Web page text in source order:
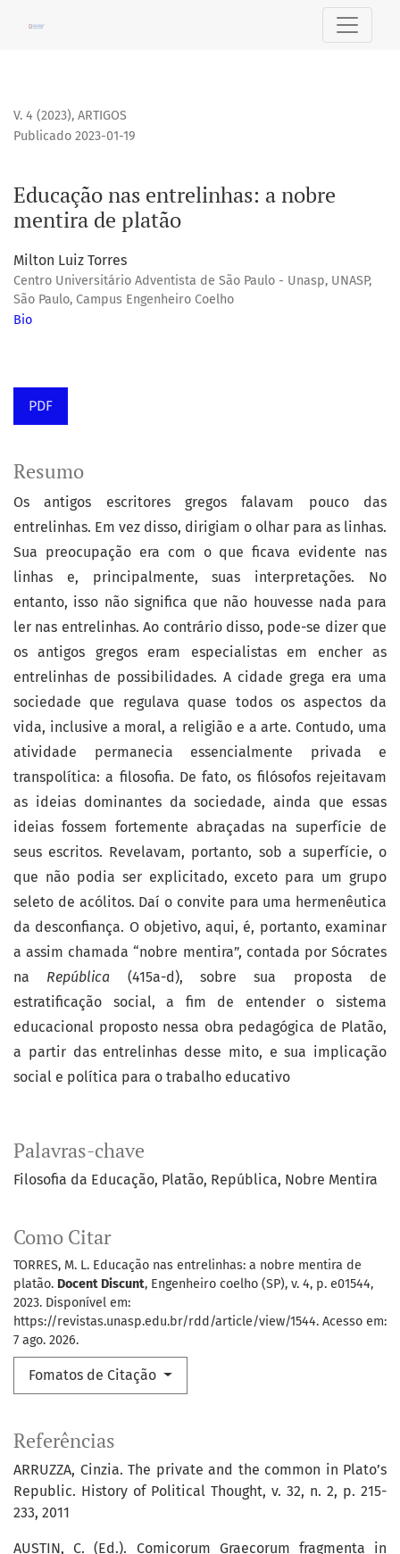
Educação nas entrelinhas: a nobre mentira de platão
V. 4 (2023), ARTIGOS
Educação nas entrelinhas: a nobre
mentira de platão
Publicado 2023-01-19
Milton Luiz Torres
Centro Universitário Adventista de São Paulo - Unasp, UNASP,
São Paulo, Campus Engenheiro Coelho
Bio
PDF
Palavras-chave
Filosofia da Educação Platão República Nobre Mentira
Como Citar
TORRES, M. L. Educação nas entrelinhas: a nobre mentira de
platão. Docent Discunt, Engenheiro coelho (SP), v. 4, p. e01544,
2023. Disponível em:
https://revistas.unasp.edu.br/rdd/article/view/1544. Acesso em:
7 ago. 2026.
Fomatos de Citação
Resumo
Os antigos escritores gregos falavam pouco das
entrelinhas. Em vez disso, dirigiam o olhar para as linhas.
Sua preocupação era com o que ficava evidente nas
linhas e, principalmente, suas interpretações. No
entanto, isso não significa que não houvesse nada para
ler nas entrelinhas. Ao contrário disso, pode-se dizer que
os antigos gregos eram especialistas em encher as
entrelinhas de possibilidades. A cidade grega era uma
sociedade que regulava quase todos os aspectos da
vida, inclusive a moral, a religião e a arte. Contudo, uma
atividade permanecia essencialmente privada e
transpolítica: a filosofia. De fato, os filósofos rejeitavam
as ideias dominantes da sociedade, ainda que essas
ideias fossem fortemente abraçadas na superfície de
seus escritos. Revelavam, portanto, sob a superfície, o
que não podia ser explicitado, exceto para um grupo
seleto de acólitos. Daí o convite para uma hermenêutica
da desconfiança. O objetivo, aqui, é, portanto, examinar
a assim chamada “nobre mentira”, contada por Sócrates
na República (415a-d), sobre sua proposta de
estratificação social, a fim de entender o sistema
educacional proposto nessa obra pedagógica de Platão,
a partir das entrelinhas desse mito, e sua implicação
social e política para o trabalho educativo
Referências
ARRUZZA, Cinzia. The private and the common in Plato’s
Republic. History of Political Thought, v. 32, n. 2, p. 215-
233, 2011
AUSTIN, C. (Ed.). Comicorum Graecorum fragmenta in